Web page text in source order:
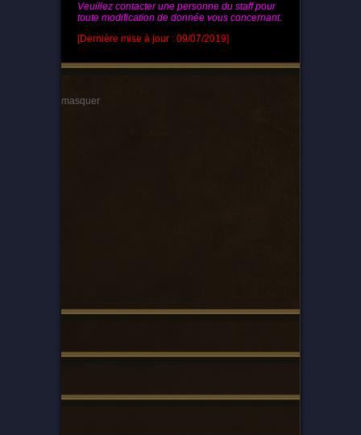
Veuillez contacter une personne du staff pour
toute modification de donnée vous concernant.
[Dernière mise à jour : 09/07/2019]
masquer